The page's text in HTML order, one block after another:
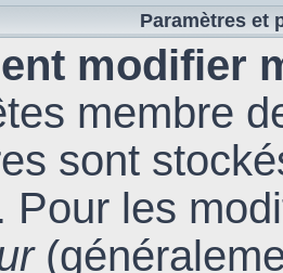
Paramètres et
modifier
membre
sont
Pour les